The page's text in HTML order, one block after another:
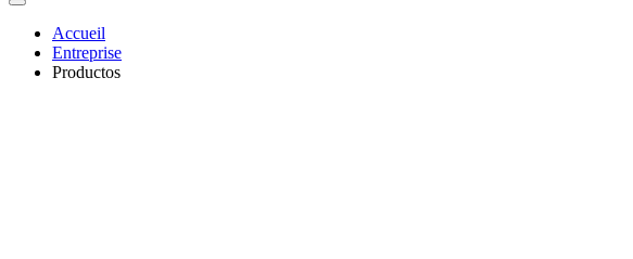
Accueil
Entreprise
Productos